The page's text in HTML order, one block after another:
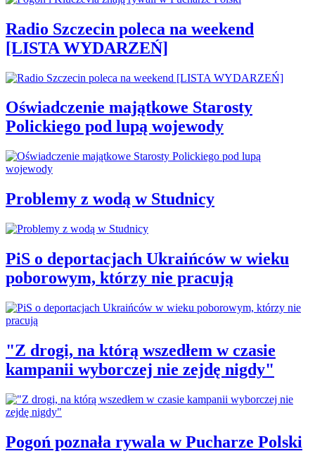
Radio Szczecin poleca na weekend
[LISTA WYDARZEŃ]
Oświadczenie majątkowe Starosty
Polickiego pod lupą wojewody
Problemy z wodą w Studnicy
PiS o deportacjach Ukraińców w wieku
poborowym, którzy nie pracują
"Z drogi, na którą wszedłem w czasie
kampanii wyborczej nie zejdę nigdy"
Pogoń poznała rywala w Pucharze Polski